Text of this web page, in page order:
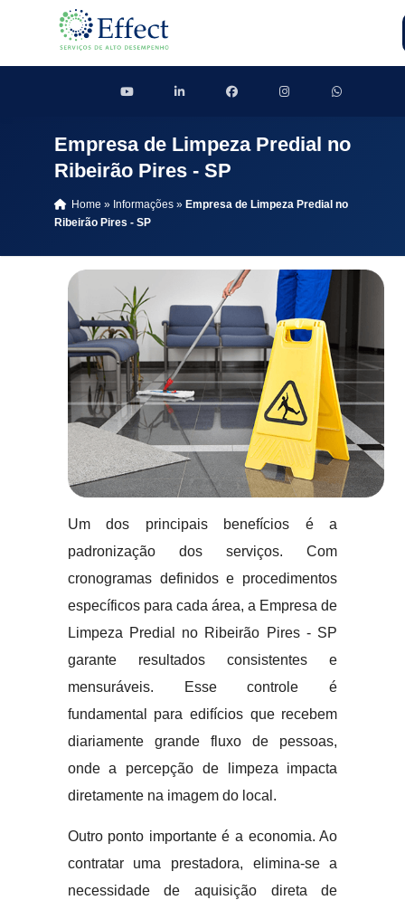
Empresa de Limpeza Predial no
Ribeirão Pires - SP
Home » Informações » Empresa de Limpeza Predial no
Ribeirão Pires - SP
Um dos principais benefícios é a
padronização dos serviços. Com
cronogramas definidos e procedimentos
específicos para cada área, a Empresa de
Limpeza Predial no Ribeirão Pires - SP
garante resultados consistentes e
mensuráveis. Esse controle é
fundamental para edifícios que recebem
diariamente grande fluxo de pessoas,
onde a percepção de limpeza impacta
diretamente na imagem do local.
Outro ponto importante é a economia. Ao
contratar uma prestadora, elimina-se a
necessidade de aquisição direta de